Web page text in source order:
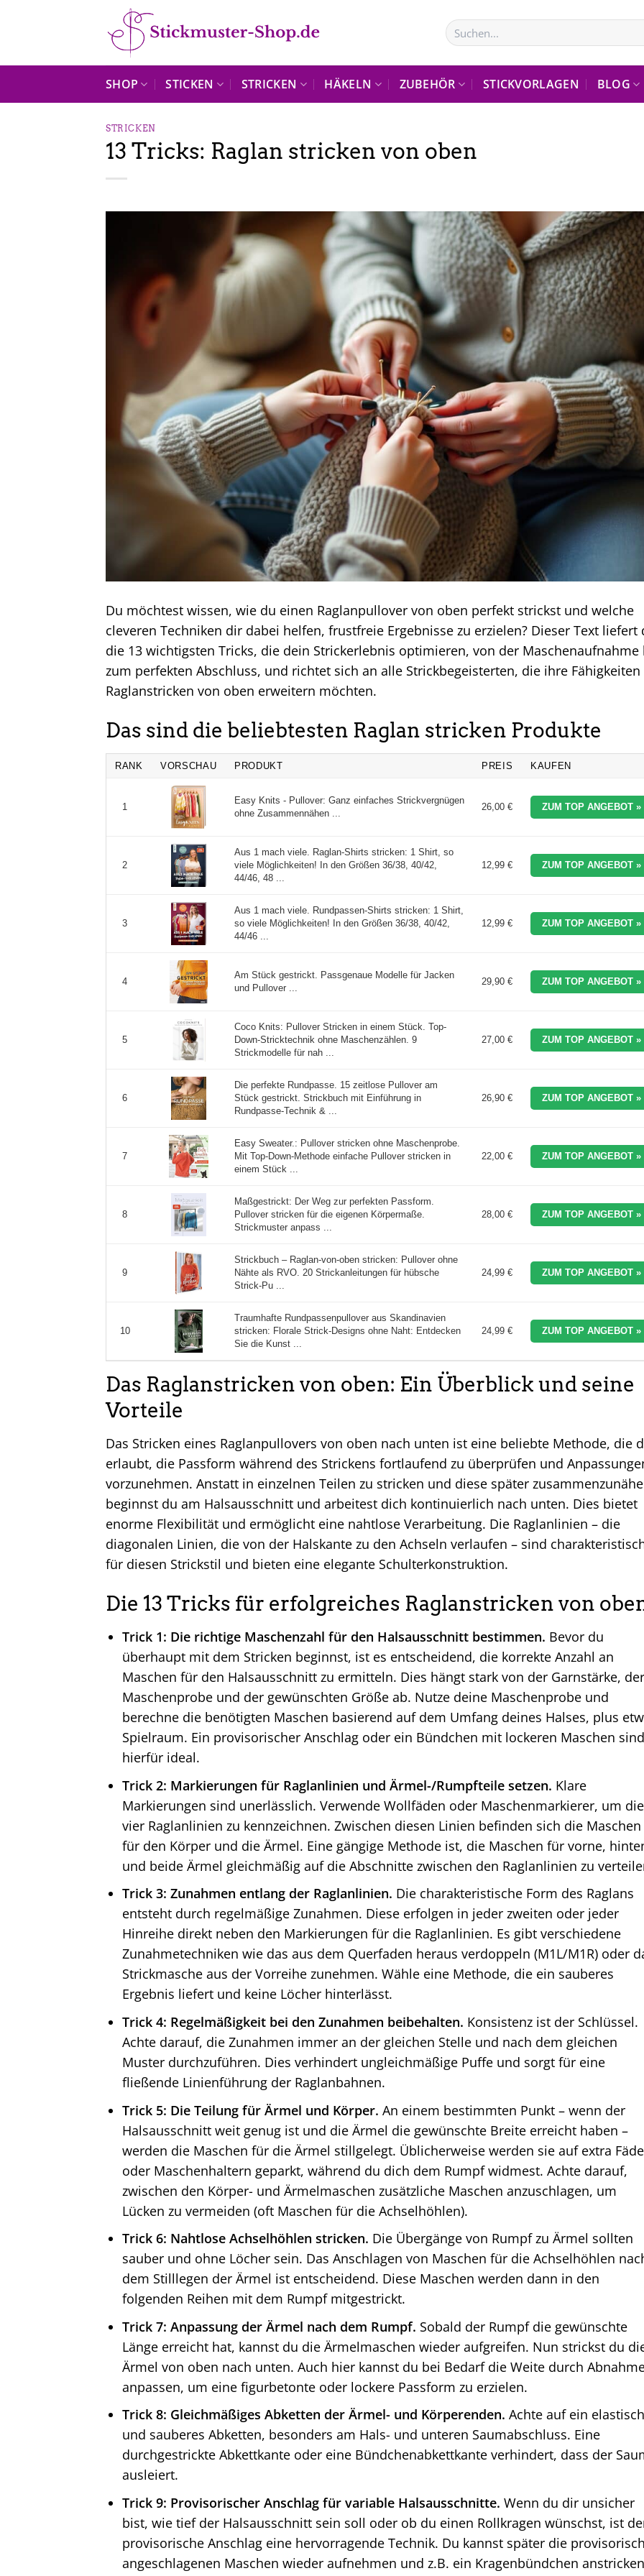
Suchen
nach:
SHOP STICKEN STRICKEN HÄKELN ZUBEHÖR STICKVORLAGEN BLOG
STRICKEN
13 Tricks: Raglan stricken von oben
Du möchtest wissen, wie du einen Raglanpullover von oben perfekt strickst und welche
cleveren Techniken dir dabei helfen, frustfreie Ergebnisse zu erzielen? Dieser Text liefert
die 13 wichtigsten Tricks, die dein Strickerlebnis optimieren, von der Maschenaufnahme
zum perfekten Abschluss, und richtet sich an alle Strickbegeisterten, die ihre
Raglanstricken von oben erweitern möchten.
Das sind die beliebtesten Raglan stricken Produkte
RANK VORSCHAU PRODUKT PREIS KAUFEN
1
Easy Knits - Pullover: Ganz einfaches Strickvergnügen
ohne Zusammennähen ...
26,00 € ZUM TOP ANGEBOT »
2
Aus 1 mach viele. Raglan-Shirts stricken: 1 Shirt, so
viele Möglichkeiten! In den Größen 36/38, 40/42,
44/46, 48 ...
12,99 € ZUM TOP ANGEBOT »
3
Aus 1 mach viele. Rundpassen-Shirts stricken: 1 Shirt,
so viele Möglichkeiten! In den Größen 36/38, 40/42,
44/46 ...
12,99 € ZUM TOP ANGEBOT »
4
Am Stück gestrickt. Passgenaue Modelle für Jacken
und Pullover ...
29,90 € ZUM TOP ANGEBOT »
5
Coco Knits: Pullover Stricken in einem Stück. Top-
Down-Stricktechnik ohne Maschenzählen. 9
Strickmodelle für nah ...
27,00 € ZUM TOP ANGEBOT »
6
Die perfekte Rundpasse. 15 zeitlose Pullover am
Stück gestrickt. Strickbuch mit Einführung in
Rundpasse-Technik & ...
26,90 € ZUM TOP ANGEBOT »
7
Easy Sweater.: Pullover stricken ohne Maschenprobe.
Mit Top-Down-Methode einfache Pullover stricken in
einem Stück ...
22,00 € ZUM TOP ANGEBOT »
8
Maßgestrickt: Der Weg zur perfekten Passform.
Pullover stricken für die eigenen Körpermaße.
Strickmuster anpass ...
28,00 € ZUM TOP ANGEBOT »
9
Strickbuch – Raglan-von-oben stricken: Pullover ohne
Nähte als RVO. 20 Strickanleitungen für hübsche
Strick-Pu ...
24,99 € ZUM TOP ANGEBOT »
10
Traumhafte Rundpassenpullover aus Skandinavien
stricken: Florale Strick-Designs ohne Naht: Entdecken
Sie die Kunst ...
24,99 € ZUM TOP ANGEBOT »
Das Raglanstricken von oben: Ein Überblick und seine
Vorteile
Das Stricken eines Raglanpullovers von oben nach unten ist eine beliebte Methode, die
erlaubt, die Passform während des Strickens fortlaufend zu überprüfen und
vorzunehmen. Anstatt in einzelnen Teilen zu stricken und diese später
beginnst du am Halsausschnitt und arbeitest dich kontinuierlich nach unten. Dies bietet
enorme Flexibilität und ermöglicht eine nahtlose Verarbeitung. Die Raglanlinien – die
diagonalen Linien, die von der Halskante zu den Achseln verlaufen – sind
für diesen Strickstil und bieten eine elegante Schulterkonstruktion.
Die 13 Tricks für erfolgreiches Raglanstricken von
Trick 1: Die richtige Maschenzahl für den Halsausschnitt bestimmen. Bevor du
überhaupt mit dem Stricken beginnst, ist es entscheidend, die korrekte Anzahl an
Maschen für den Halsausschnitt zu ermitteln. Dies hängt stark von der Garnstärke, der
Maschenprobe und der gewünschten Größe ab. Nutze deine Maschenprobe und
berechne die benötigten Maschen basierend auf dem Umfang deines Halses, plus
Spielraum. Ein provisorischer Anschlag oder ein Bündchen mit lockeren Maschen sind
hierfür ideal.
Trick 2: Markierungen für Raglanlinien und Ärmel-/Rumpfteile setzen. Klare
Markierungen sind unerlässlich. Verwende Wollfäden oder Maschenmarkierer, um die
vier Raglanlinien zu kennzeichnen. Zwischen diesen Linien befinden sich die Maschen
für den Körper und die Ärmel. Eine gängige Methode ist, die Maschen für vorne,
und beide Ärmel gleichmäßig auf die Abschnitte zwischen den Raglanlinien zu
Trick 3: Zunahmen entlang der Raglanlinien. Die charakteristische Form des Raglans
entsteht durch regelmäßige Zunahmen. Diese erfolgen in jeder zweiten oder jeder
Hinreihe direkt neben den Markierungen für die Raglanlinien. Es gibt verschiedene
Zunahmetechniken wie das aus dem Querfaden heraus verdoppeln (M1L/M1R) oder
Strickmasche aus der Vorreihe zunehmen. Wähle eine Methode, die ein sauberes
Ergebnis liefert und keine Löcher hinterlässt.
Trick 4: Regelmäßigkeit bei den Zunahmen beibehalten. Konsistenz ist der Schlüssel.
Achte darauf, die Zunahmen immer an der gleichen Stelle und nach dem gleichen
Muster durchzuführen. Dies verhindert ungleichmäßige Puffe und sorgt für eine
fließende Linienführung der Raglanbahnen.
Trick 5: Die Teilung für Ärmel und Körper. An einem bestimmten Punkt – wenn der
Halsausschnitt weit genug ist und die Ärmel die gewünschte Breite erreicht haben –
werden die Maschen für die Ärmel stillgelegt. Üblicherweise werden sie auf extra
oder Maschenhaltern geparkt, während du dich dem Rumpf widmest. Achte darauf,
zwischen den Körper- und Ärmelmaschen zusätzliche Maschen anzuschlagen, um
Lücken zu vermeiden (oft Maschen für die Achselhöhlen).
Trick 6: Nahtlose Achselhöhlen stricken. Die Übergänge von Rumpf zu Ärmel sollten
sauber und ohne Löcher sein. Das Anschlagen von Maschen für die Achselhöhlen
dem Stilllegen der Ärmel ist entscheidend. Diese Maschen werden dann in den
folgenden Reihen mit dem Rumpf mitgestrickt.
Trick 7: Anpassung der Ärmel nach dem Rumpf. Sobald der Rumpf die gewünschte
Länge erreicht hat, kannst du die Ärmelmaschen wieder aufgreifen. Nun strickst du
Ärmel von oben nach unten. Auch hier kannst du bei Bedarf die Weite durch
anpassen, um eine figurbetonte oder lockere Passform zu erzielen.
Trick 8: Gleichmäßiges Abketten der Ärmel- und Körperenden. Achte auf ein
und sauberes Abketten, besonders am Hals- und unteren Saumabschluss. Eine
durchgestrickte Abkettkante oder eine Bündchenabkettkante verhindert, dass der
ausleiert.
Trick 9: Provisorischer Anschlag für variable Halsausschnitte. Wenn du dir unsicher
bist, wie tief der Halsausschnitt sein soll oder ob du einen Rollkragen wünschst, ist
provisorische Anschlag eine hervorragende Technik. Du kannst später die provisorisch
angeschlagenen Maschen wieder aufnehmen und z.B. ein Kragenbündchen